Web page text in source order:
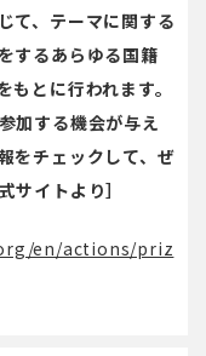
て、テーマに関する
するあらゆる国籍
とに行われます。
加する機会が与え
をチェックして、ぜ
サイトより］
en/actions/priz